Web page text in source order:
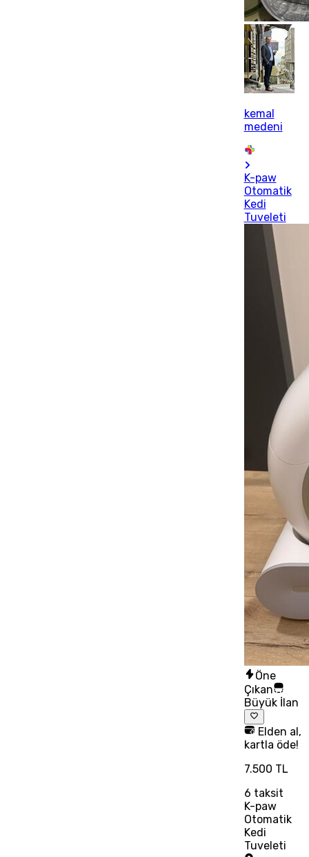
kemal
medeni
K-paw
Otomatik
Kedi
Tuveleti
Öne
Çıkan
Büyük İlan
Elden al,
kartla öde!
7.500 TL
6 taksit
K-paw
Otomatik
Kedi
Tuveleti